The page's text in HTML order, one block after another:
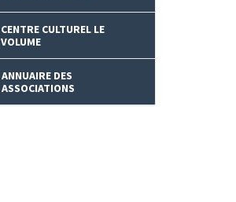
CENTRE CULTUREL LE
VOLUME
ANNUAIRE DES
ASSOCIATIONS